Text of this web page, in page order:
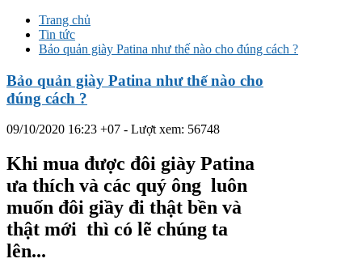
Trang chủ
Tin tức
Bảo quản giày Patina như thế nào cho đúng cách ?
Bảo quản giày Patina như thế nào cho
đúng cách ?
09/10/2020 16:23 +07 - Lượt xem: 56748
Khi mua được đôi giày Patina
ưa thích và các quý ông luôn
muốn đôi giầy đi thật bền và
thật mới thì có lẽ chúng ta
lên...